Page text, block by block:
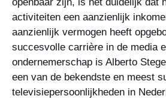
activiteiten een aanzienlijk
aanzienlijk vermogen heeft
succesvolle carrière in de media
ondernemerschap is Alberto
een van de bekendste en meest
televisiepersoonlijkheden in